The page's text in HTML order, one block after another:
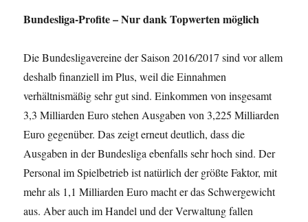
Bundesliga-Profite – Nur dank Topwerten möglich
Die Bundesligavereine der Saison 2016/2017 sind vor allem
deshalb finanziell im Plus, weil die Einnahmen
verhältnismäßig sehr gut sind. Einkommen von insgesamt
3,3 Milliarden Euro stehen Ausgaben von 3,225 Milliarden
Euro gegenüber. Das zeigt erneut deutlich, dass die
Ausgaben in der Bundesliga ebenfalls sehr hoch sind. Der
Personal im Spielbetrieb ist natürlich der größte Faktor, mit
mehr als 1,1 Milliarden Euro macht er das Schwergewicht
aus. Aber auch im Handel und der Verwaltung fallen